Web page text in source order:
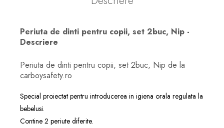
Periuta de dinti pentru copii, set 2buc, Nip -
Descriere
Periuta de dinti pentru copii, set 2buc, Nip de la
carboysafety.ro
Special proiectat pentru introducerea in igiena orala regulata la
bebelusi.
Contine 2 periute diferite.